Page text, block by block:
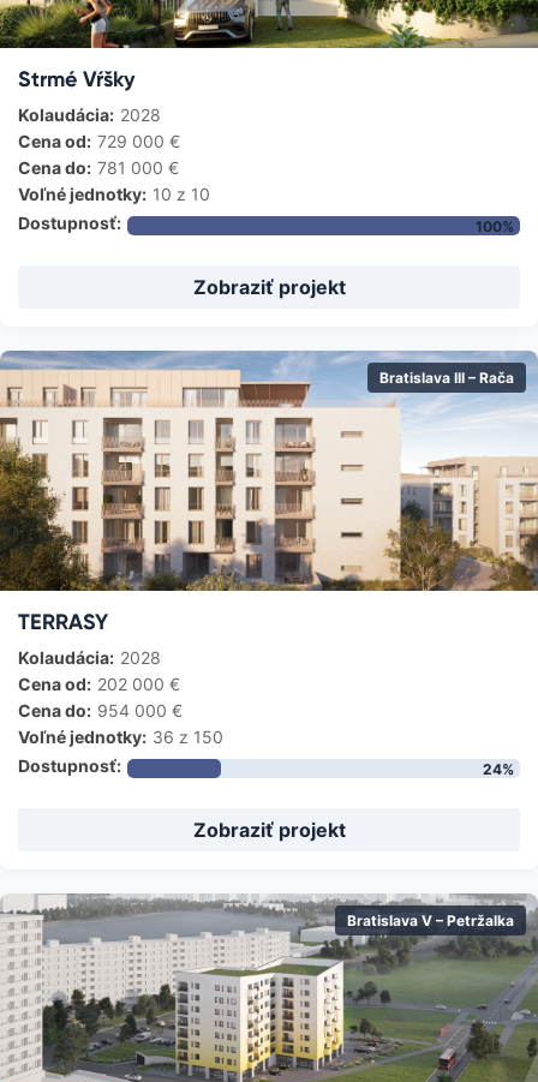
Strmé Vŕšky
Kolaudácia: 2028
Cena od: 729 000 €
Cena do: 781 000 €
Voľné jednotky: 10 z 10
Dostupnosť:
100%
Zobraziť projekt
Bratislava III – Rača
TERRASY
Kolaudácia: 2028
Cena od: 202 000 €
Cena do: 954 000 €
Voľné jednotky: 36 z 150
Dostupnosť:
24%
Zobraziť projekt
Bratislava V – Petržalka